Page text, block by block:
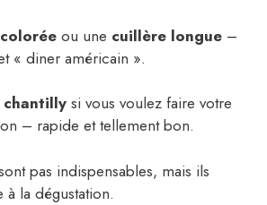
ou une cuillère longue –
« diner américain ».
si vous voulez faire votre
– rapide et tellement bon.
pas indispensables, mais ils
la dégustation.